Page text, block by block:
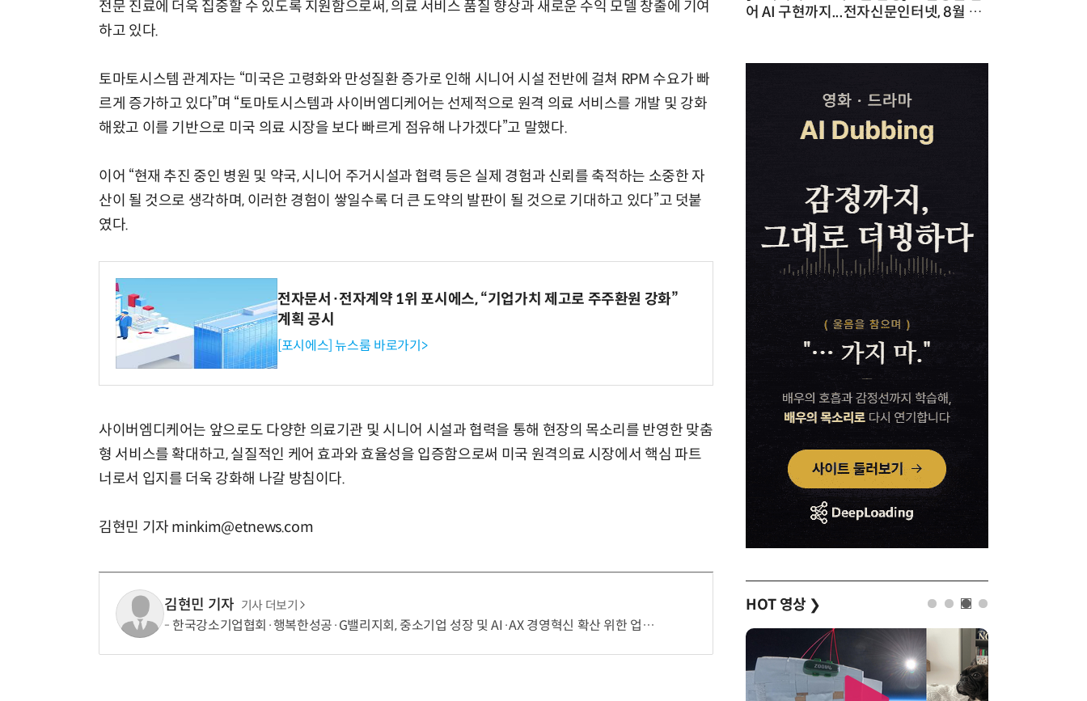
전문 진료에 더욱 집중할 수 있도록 지원함으로써, 의료 서비스 품질 향상과 새로운 수익 모델 창출에 기여
하고 있다.
토마토시스템 관계자는 “미국은 고령화와 만성질환 증가로 인해 시니어 시설 전반에 걸쳐 RPM 수요가 빠
르게 증가하고 있다”며 “토마토시스템과 사이버엠디케어는 선제적으로 원격 의료 서비스를 개발 및 강화
해왔고 이를 기반으로 미국 의료 시장을 보다 빠르게 점유해 나가겠다”고 말했다.
이어 “현재 추진 중인 병원 및 약국, 시니어 주거시설과 협력 등은 실제 경험과 신뢰를 축적하는 소중한 자
산이 될 것으로 생각하며, 이러한 경험이 쌓일수록 더 큰 도약의 발판이 될 것으로 기대하고 있다”고 덧붙
였다.
전자문서·전자계약 1위 포시에스, “기업가치 제고로 주주환원 강화”
계획 공시
[포시에스] 뉴스룸 바로가기>
사이버엠디케어는 앞으로도 다양한 의료기관 및 시니어 시설과 협력을 통해 현장의 목소리를 반영한 맞춤
형 서비스를 확대하고, 실질적인 케어 효과와 효율성을 입증함으로써 미국 원격의료 시장에서 핵심 파트
너로서 입지를 더욱 강화해 나갈 방침이다.
김현민 기자 minkim@etnews.com
김현민 기자 기사 더보기
한국강소기업협회·행복한성공·G밸리지회, 중소기업 성장 및 AI·AX 경영혁신 확산 위한 업무협약
어 AI 구현까지...전자신문인터넷, 8월 실
HOT 영상 ❯